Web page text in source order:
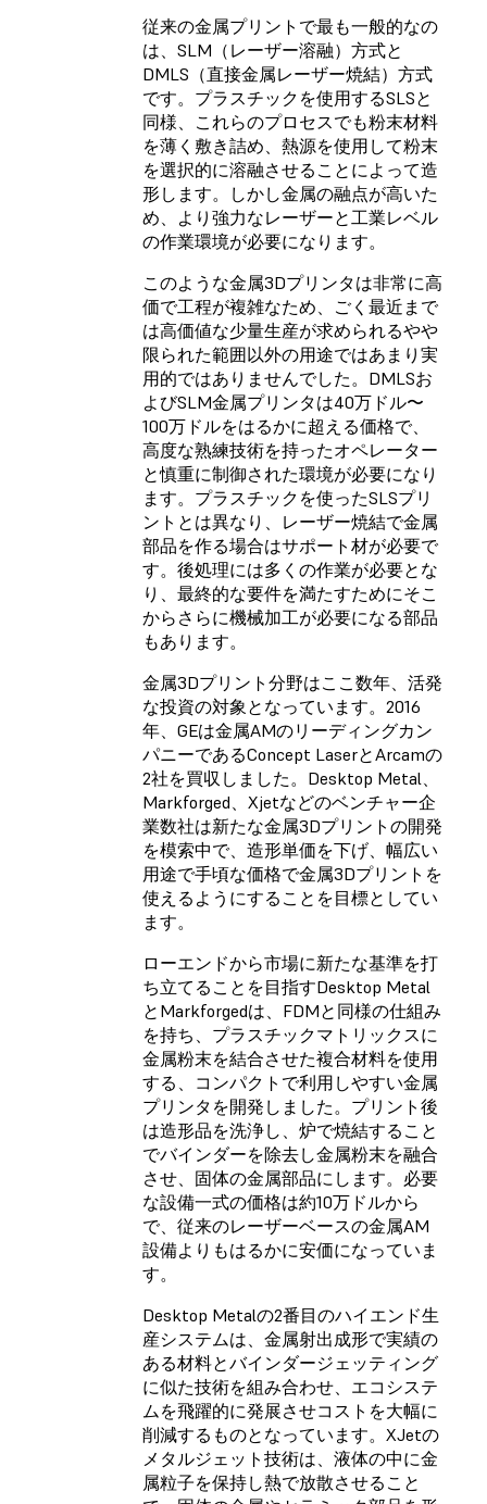
従来の金属プリントで最も一般的なの
は、SLM（レーザー溶融）方式と
DMLS（直接金属レーザー焼結）方式
です。プラスチックを使用するSLSと
同様、これらのプロセスでも粉末材料
を薄く敷き詰め、熱源を使用して粉末
を選択的に溶融させることによって造
形します。しかし金属の融点が高いた
め、より強力なレーザーと工業レベル
の作業環境が必要になります。
このような金属3Dプリンタは非常に高
価で工程が複雑なため、ごく最近まで
は高価値な少量生産が求められるやや
限られた範囲以外の用途ではあまり実
用的ではありませんでした。DMLSお
よびSLM金属プリンタは40万ドル〜
100万ドルをはるかに超える価格で、
高度な熟練技術を持ったオペレーター
と慎重に制御された環境が必要になり
ます。プラスチックを使ったSLSプリ
ントとは異なり、レーザー焼結で金属
部品を作る場合はサポート材が必要で
す。後処理には多くの作業が必要とな
り、最終的な要件を満たすためにそこ
からさらに機械加工が必要になる部品
もあります。
金属3Dプリント分野はここ数年、活発
な投資の対象となっています。2016
年、GEは金属AMのリーディングカン
パニーであるConcept LaserとArcamの
2社を買収しました。Desktop Metal、
Markforged、Xjetなどのベンチャー企
業数社は新たな金属3Dプリントの開発
を模索中で、造形単価を下げ、幅広い
用途で手頃な価格で金属3Dプリントを
使えるようにすることを目標としてい
ます。
ローエンドから市場に新たな基準を打
ち立てることを目指すDesktop Metal
とMarkforgedは、FDMと同様の仕組み
を持ち、プラスチックマトリックスに
金属粉末を結合させた複合材料を使用
する、コンパクトで利用しやすい金属
プリンタを開発しました。プリント後
は造形品を洗浄し、炉で焼結すること
でバインダーを除去し金属粉末を融合
させ、固体の金属部品にします。必要
な設備一式の価格は約10万ドルから
で、従来のレーザーベースの金属AM
設備よりもはるかに安価になっていま
す。
Desktop Metalの2番目のハイエンド生
産システムは、金属射出成形で実績の
ある材料とバインダージェッティング
に似た技術を組み合わせ、エコシステ
ムを飛躍的に発展させコストを大幅に
削減するものとなっています。XJetの
メタルジェット技術は、液体の中に金
属粒子を保持し熱で放散させること